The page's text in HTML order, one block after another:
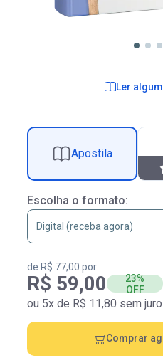
Ler
Apostila
Escolha o formato:
deR$ 77,00por
R$ 59,00
23%
OFF
ou 5x de R$ 11,80 sem
Comprar